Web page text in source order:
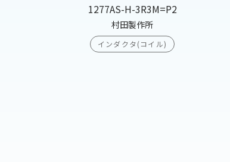
1277AS-H-3R3M=P2
村田製作所
インダクタ(コイル)